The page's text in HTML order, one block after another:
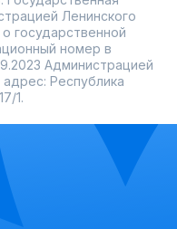
пополняется
подходящий
Ленинского
государственной
номер в
Администрацией
Республика
1.